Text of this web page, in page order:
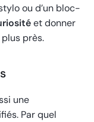
ou d’un bloc-
et donner
plus près.
une
Par quel